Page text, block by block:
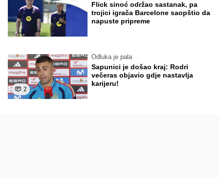
Flick sinoć održao sastanak, pa
trojici igrača Barcelone saopštio da
napuste pripreme
2
Odluka je pala
Sapunici je došao kraj: Rodri
večeras objavio gdje nastavlja
karijeru!